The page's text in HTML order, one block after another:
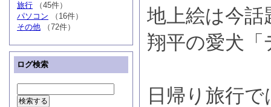
地上絵は今
翔平の愛犬
日帰り旅行
旅行 （45件）
パソコン （16件）
その他 （72件）
ログ検索